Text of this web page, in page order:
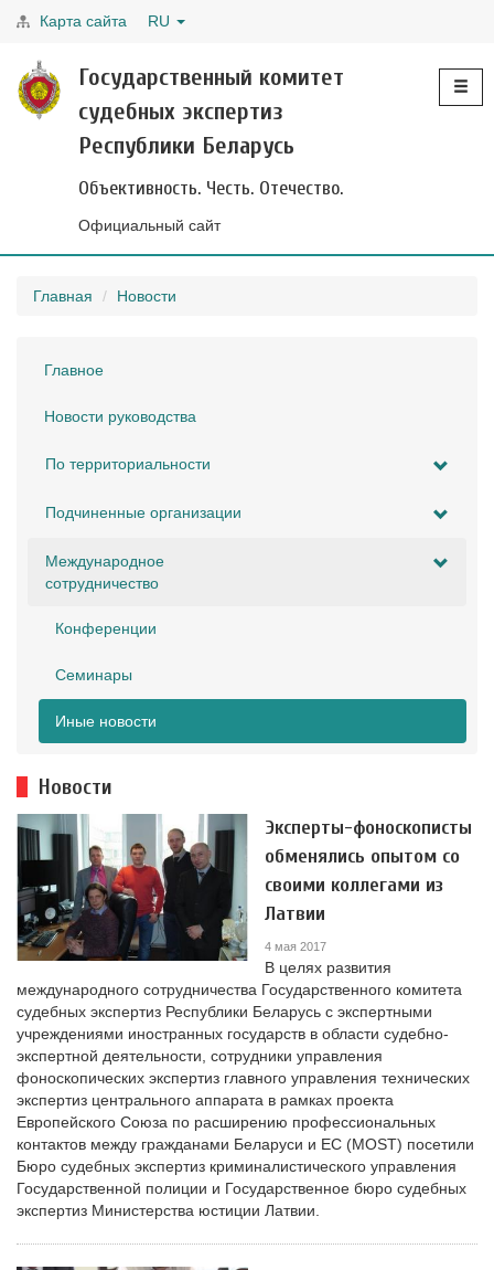
Карта сайта RU
Государственный комитет
судебных экспертиз
Республики Беларусь
Объективность. Честь. Отечество.
Официальный сайт
Главная Новости
Главное
Новости руководства
По территориальности
Подчиненные организации
Международное
сотрудничество
Конференции
Семинары
Иные новости
Новости
Эксперты-фоноскописты
обменялись опытом со
своими коллегами из
Латвии
4 мая 2017
В целях развития
международного сотрудничества Государственного комитета
судебных экспертиз Республики Беларусь с экспертными
учреждениями иностранных государств в области судебно-
экспертной деятельности, сотрудники управления
фоноскопических экспертиз главного управления технических
экспертиз центрального аппарата в рамках проекта
Европейского Союза по расширению профессиональных
контактов между гражданами Беларуси и ЕС (MOST) посетили
Бюро судебных экспертиз криминалистического управления
Государственной полиции и Государственное бюро судебных
экспертиз Министерства юстиции Латвии.